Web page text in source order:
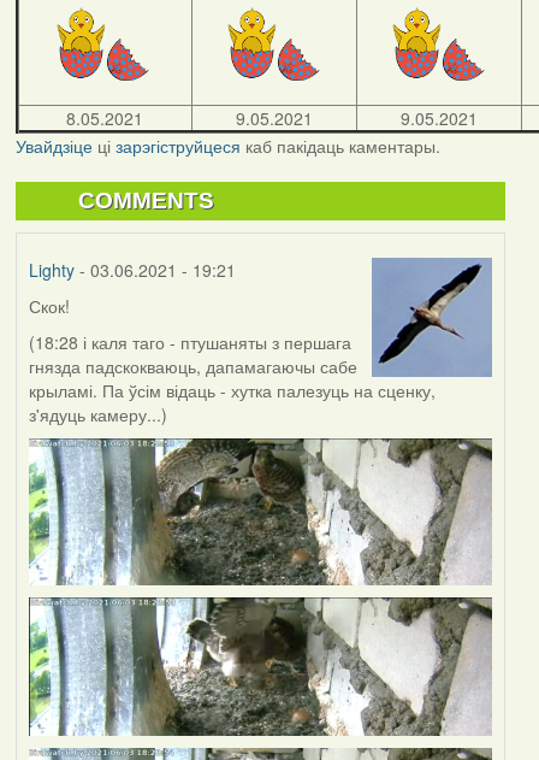
8.05.2021 9.05.2021
9.05.2021
Увайдзіцеці зарэгіструйцеся каб пакідаць каментары.
COMMENTS
Lighty- 03.06.2021 - 19:21
Скок!
(18:28 і каля таго - птушаняты з першага
гнязда падскокваюць, дапамагаючы сабе
крыламі. Па ўсім відаць - хутка палезуць на сценку,
з'ядуць камеру...)